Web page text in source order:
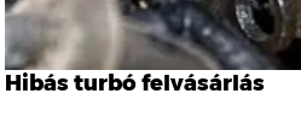
Hibás turbó felvásárlás